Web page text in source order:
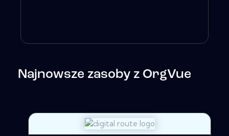
Najnowsze zasoby z OrgVue